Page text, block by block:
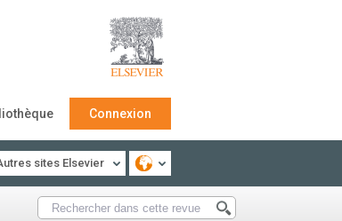
Connexion
sites Elsevier